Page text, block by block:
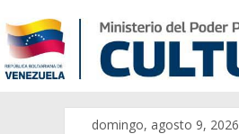
domingo, agosto 9, 2026